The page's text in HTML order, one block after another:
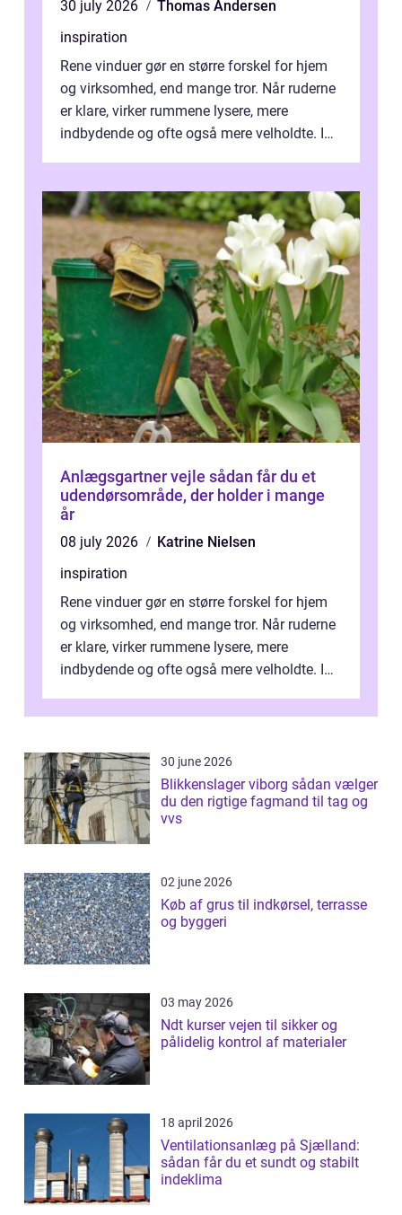
30 july 2026
Thomas Andersen
inspiration
Rene vinduer gør en større forskel for hjem
og virksomhed, end mange tror. Når ruderne
er klare, virker rummene lysere, mere
indbydende og ofte også mere velholdte. I
Anlægsgartner vejle sådan får du et
udendørsområde, der holder i mange
år
08 july 2026
Katrine Nielsen
inspiration
Rene vinduer gør en større forskel for hjem
og virksomhed, end mange tror. Når ruderne
er klare, virker rummene lysere, mere
indbydende og ofte også mere velholdte. I
30 june 2026
Blikkenslager viborg sådan vælger
du den rigtige fagmand til tag og
vvs
02 june 2026
Køb af grus til indkørsel, terrasse
og byggeri
03 may 2026
Ndt kurser vejen til sikker og
pålidelig kontrol af materialer
18 april 2026
Ventilationsanlæg på Sjælland:
sådan får du et sundt og stabilt
indeklima